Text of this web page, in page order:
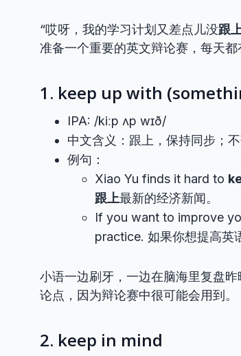
“哎呀，我的学习计划又差点儿没跟
准备一个重要的英文辩论赛，每天都
1. keep up with
IPA: /kiːp ʌp wɪð/
中文含义：跟上，保持同步；
例句：
Xiao Yu finds it hard to
跟上最新的经济新闻。
If you want to improve
practice. 如果你想提高英
小语一边刷牙，一边在脑海里复盘
论点，因为辩论赛中很可能会用到。
2. keep in mind